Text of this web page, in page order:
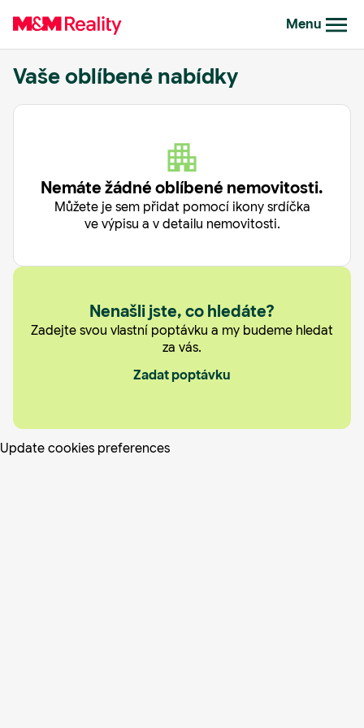
Menu
Vaše oblíbené nabídky
Nemáte žádné oblíbené nemovitosti.
Můžete je sem přidat pomocí ikony srdíčka
ve výpisu a v detailu nemovitosti.
Nenašli jste, co hledáte?
Zadejte svou vlastní poptávku a my budeme hledat
za vás.
Zadat poptávku
Update cookies preferences